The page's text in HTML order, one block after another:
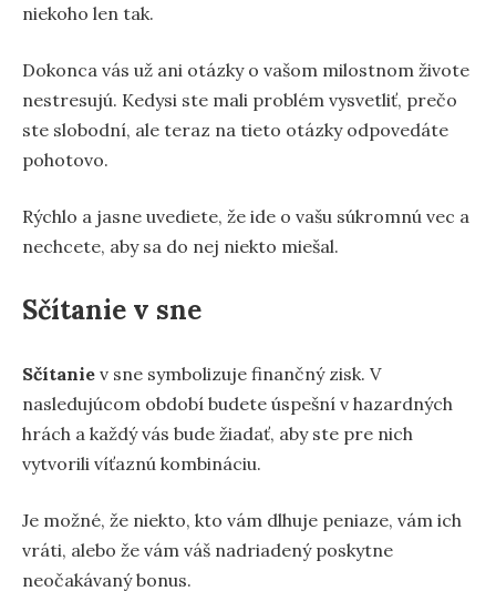
niekoho len tak.
Dokonca vás už ani otázky o vašom milostnom živote
nestresujú. Kedysi ste mali problém vysvetliť, prečo
ste slobodní, ale teraz na tieto otázky odpovedáte
pohotovo.
Rýchlo a jasne uvediete, že ide o vašu súkromnú vec a
nechcete, aby sa do nej niekto miešal.
Sčítanie v sne
Sčítanie v sne symbolizuje finančný zisk. V
nasledujúcom období budete úspešní v hazardných
hrách a každý vás bude žiadať, aby ste pre nich
vytvorili víťaznú kombináciu.
Je možné, že niekto, kto vám dlhuje peniaze, vám ich
vráti, alebo že vám váš nadriadený poskytne
neočakávaný bonus.